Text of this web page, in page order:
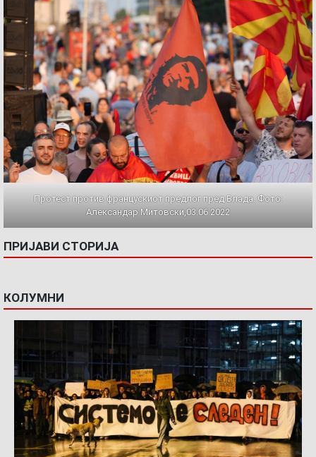
Протест против францускиот предлог пред Влада. Фото:
Александар Митовски,03.06.2022
ПРИЈАВИ СТОРИЈА
КОЛУМНИ